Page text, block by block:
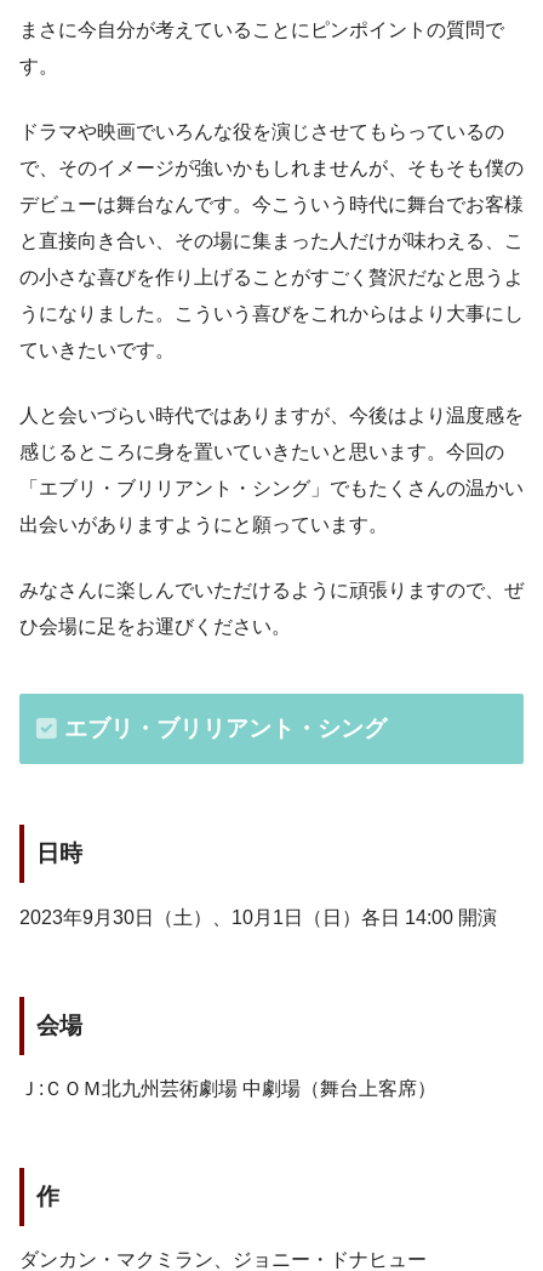
まさに今自分が考えていることにピンポイントの質問で
す。
ドラマや映画でいろんな役を演じさせてもらっているの
で、そのイメージが強いかもしれませんが、そもそも僕の
デビューは舞台なんです。今こういう時代に舞台でお客様
と直接向き合い、その場に集まった人だけが味わえる、こ
の小さな喜びを作り上げることがすごく贅沢だなと思うよ
うになりました。こういう喜びをこれからはより大事にし
ていきたいです。
人と会いづらい時代ではありますが、今後はより温度感を
感じるところに身を置いていきたいと思います。今回の
「エブリ・ブリリアント・シング」でもたくさんの温かい
出会いがありますようにと願っています。
みなさんに楽しんでいただけるように頑張りますので、ぜ
ひ会場に足をお運びください。
エブリ・ブリリアント・シング
日時
2023年9月30日（土）、10月1日（日）各日 14:00 開演
会場
Ｊ:ＣＯＭ北九州芸術劇場 中劇場（舞台上客席）
作
ダンカン・マクミラン、ジョニー・ドナヒュー